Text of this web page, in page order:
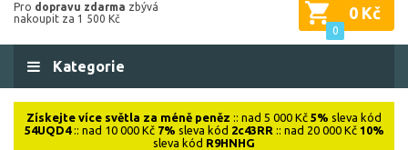
Pro dopravu zdarma zbývá
nakoupit za 1 500 Kč
0
0 Kč
Kategorie
Získejte více světla za méně peněz :: nad 5 000 Kč 5% sleva kód
54UQD4:: nad 10 000 Kč 7% sleva kód 2c43RR :: nad 20 000 Kč 10%
sleva kód R9HNHG